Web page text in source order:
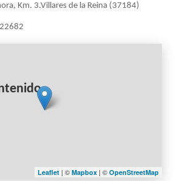
Km. 3.Villares de la Reina (37184)
Leaflet | © Mapbox | © OpenStreetMap